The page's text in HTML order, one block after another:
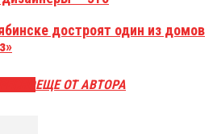
достроят один из домов
ЕЩЕ ОТ АВТОРА